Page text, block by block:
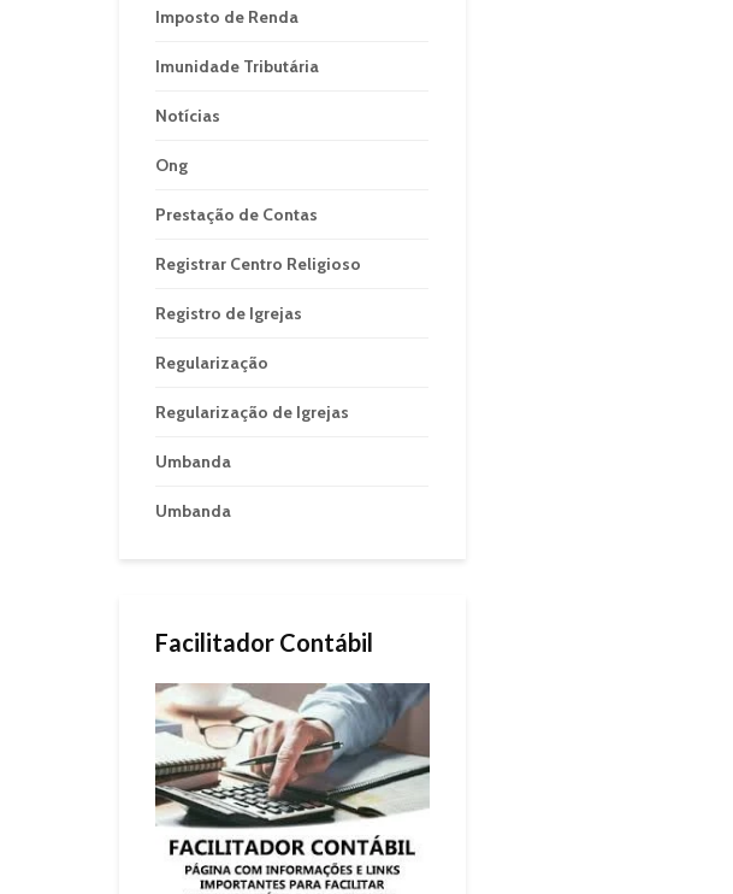
Imposto de Renda
Imunidade Tributária
Notícias
Ong
Prestação de Contas
Registrar Centro Religioso
Registro de Igrejas
Regularização
Regularização de Igrejas
Umbanda
Umbanda
Facilitador Contábil